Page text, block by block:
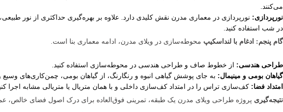
می‌کنند.
نورپردازی: نورپردازی در معماری مدرن نقش کلیدی دارد. علاوه بر بهره‌گیری حداکثری از نور
در شب استفاده کنید.
گام پنجم: ادغام با لنداسکیپ محوطه‌سازی در ویلای مدرن، ادامه معماری بنا است.
طراحی هندسی: از خطوط صاف و طراحی هندسی در محوطه‌سازی استفاده کنید.
گیاهان بومی و مینیمال: به جای پوشش گیاهی انبوه و رنگارنگ، از گیاهان بومی، چمن‌کاری‌های وسیع
امتداد فضا: کف‌سازی تراس را در امتداد کف‌سازی داخلی و با همان متریال یا متریالی مشابه اجرا
نتیجه‌گیری پروژه طراحی ویلای مدرن یک طبقه، تمرینی فوق‌العاده برای درک اصول فضای خالص،